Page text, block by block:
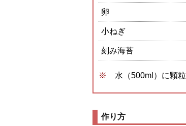
卵
小ねぎ
刻み海苔
水（500ml）に顆
作り方